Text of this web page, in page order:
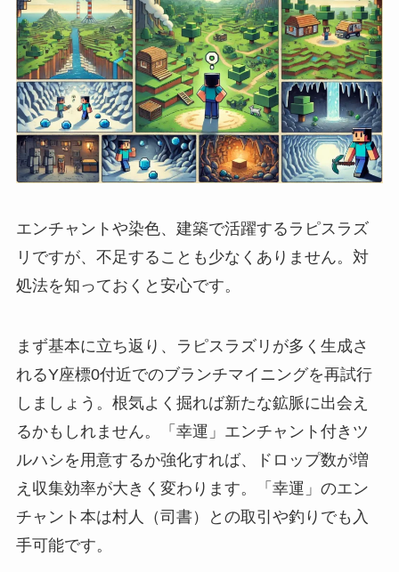
エンチャントや染色、建築で活躍するラピスラズ
リですが、不足することも少なくありません。対
処法を知っておくと安心です。
まず基本に立ち返り、ラピスラズリが多く生成さ
れるY座標0付近でのブランチマイニングを再試行
しましょう。根気よく掘れば新たな鉱脈に出会え
るかもしれません。「幸運」エンチャント付きツ
ルハシを用意するか強化すれば、ドロップ数が増
え収集効率が大きく変わります。「幸運」のエン
チャント本は村人（司書）との取引や釣りでも入
手可能です。